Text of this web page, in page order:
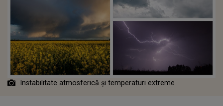
Instabilitate atmosferică și temperaturi extreme